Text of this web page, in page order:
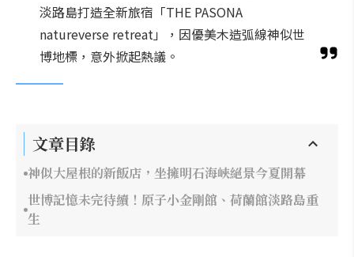
淡路島打造全新旅宿「THE PASONA
natureverse retreat」，因優美木造弧線神似世
博地標，意外掀起熱議。
文章目錄
神似大屋根的新飯店，坐擁明石海峽絕景今夏開幕
世博記憶未完待續！原子小金剛館、荷蘭館淡路島重
生